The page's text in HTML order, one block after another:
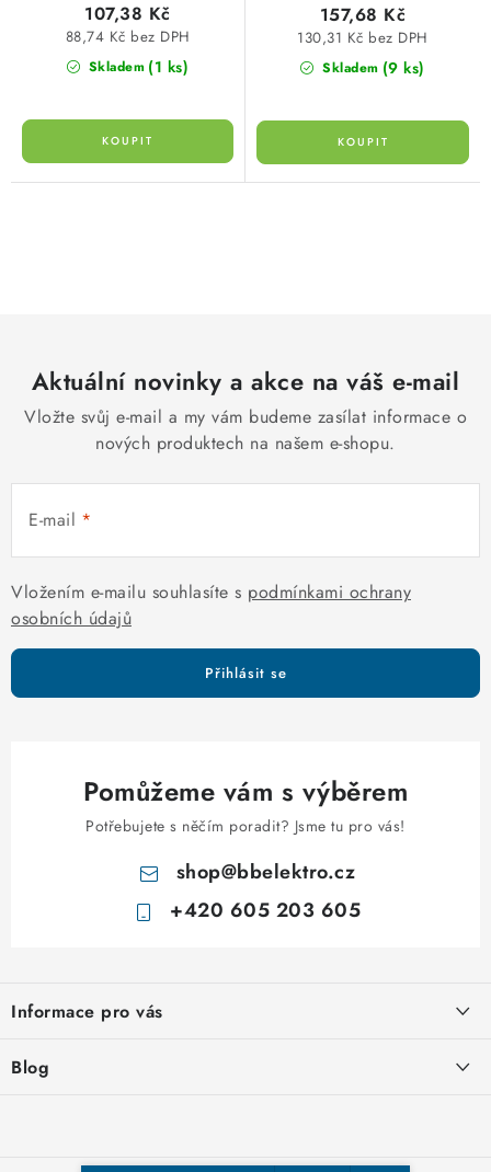
Skladem (1 ks)
88,74 Kč bez DPH
107,38 Kč
Skladem (9 ks)
130,31 Kč bez DPH
157,68 Kč
a
c
p
r
v
k
y
v
ý
i
Aktuální novinky a akce na váš e-mail
Vložte svůj e-mail a my vám budeme zasílat informace o
nových produktech na našem e-shopu.
E-mail
Vložením e-mailu souhlasíte s podmínkami ochrany
osobních údajů
Přihlásit se
Pomůžeme vám s výběrem
Potřebujete s něčím poradit? Jsme tu pro vás!
shop@bbelektro.cz
+420 605 203 605
p
a
Informace pro vás
Otevírací doba výdejny
Blog
Nakupujte u nás hned a zaplaťte později – nově přijímáme Skip